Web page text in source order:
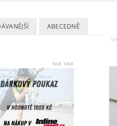
ABECEDNĚ
Kód: 1450